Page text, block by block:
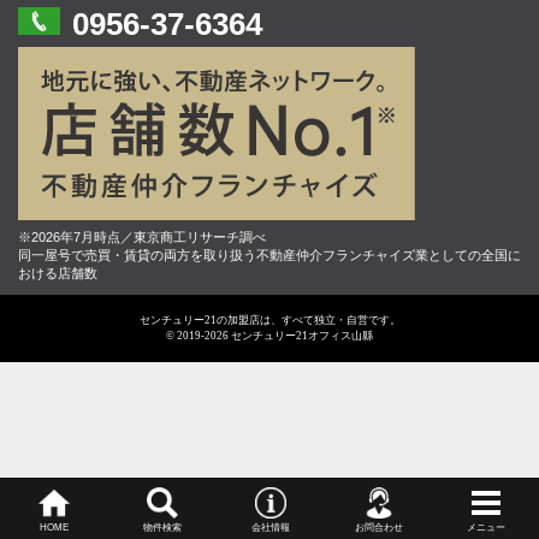
0956-37-6364
※2026年7月時点／東京商工リサーチ調べ
同一屋号で売買・賃貸の両方を取り扱う不動産仲介フランチャイズ業としての全国に
おける店舗数
センチュリー21の加盟店は、すべて独立・自営です。
© 2019-2026 センチュリー21オフィス山縣
HOME 物件検索 会社情報 お問合わせ メニュー